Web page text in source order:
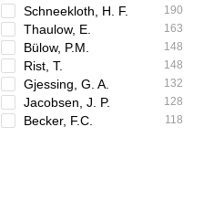
Schneekloth, H. F. 190
Thaulow, E. 163
Bülow, P.M. 148
Rist, T. 148
Gjessing, G. A. 132
Jacobsen, J. P. 128
Becker, F.C. 118